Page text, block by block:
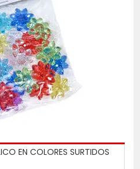
EN COLORES SURTIDOS